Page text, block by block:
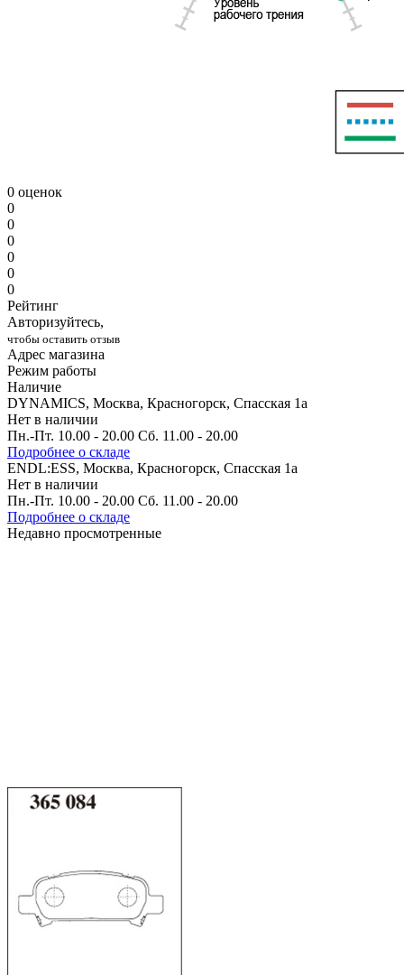
0 оценок
0
0
0
0
0
0
Рейтинг
Авторизуйтесь,
чтобы оставить отзыв
Адрес магазина
Режим работы
Наличие
DYNAMICS, Москва, Красногорск, Спасская 1а
Нет в наличии
Пн.-Пт. 10.00 - 20.00 Сб. 11.00 - 20.00
Подробнее о складе
ENDL:ESS, Москва, Красногорск, Спасская 1а
Нет в наличии
Пн.-Пт. 10.00 - 20.00 Сб. 11.00 - 20.00
Подробнее о складе
Недавно просмотренные